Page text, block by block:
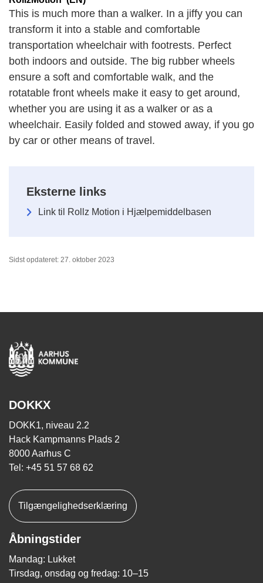
This is much more than a walker. In a jiffy you can
transform it into a stable and comfortable
transportation wheelchair with footrests. Perfect
both indoors and outside. The big rubber wheels
ensure a soft and comfortable walk, and the
rotatable front wheels make it easy to get around,
whether you are using it as a walker or as a
wheelchair. Easily folded and stowed away, if you go
by car or other means of travel.
Eksterne links
Link til Rollz Motion i Hjælpemiddelbasen
Sidst opdateret: 27. oktober 2023
DOKKX
DOKK1, niveau 2.2
Hack Kampmanns Plads 2
8000 Aarhus C
Tel: +45 51 57 68 62
Tilgængelighedserklæring
Åbningstider
Mandag: Lukket
Tirsdag, onsdag og fredag: 10–15